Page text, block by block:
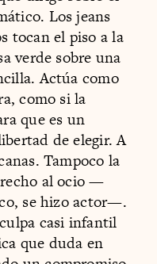
Los jeans
tocan el piso a la
verde sobre una
Actúa como
como si la
que es un
de elegir. A
Tampoco la
al ocio —
se hizo actor—.
casi infantil
que duda en